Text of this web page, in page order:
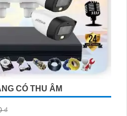
CÓ THU ÂM
₫